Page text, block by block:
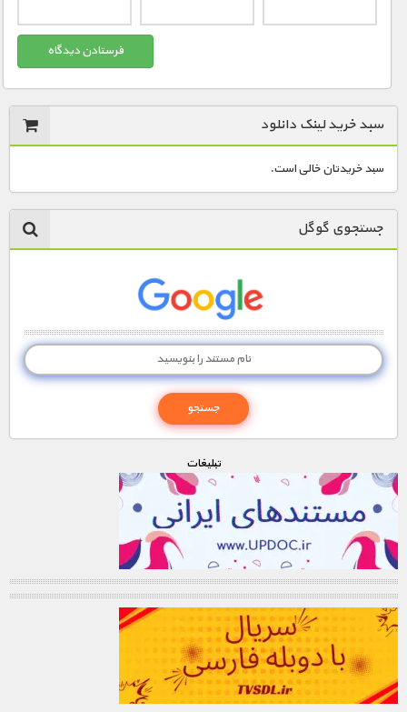
سبد خرید لینک دانلود
سبد خریدتان خالی است.
جستجوی گوگل
تبليغات